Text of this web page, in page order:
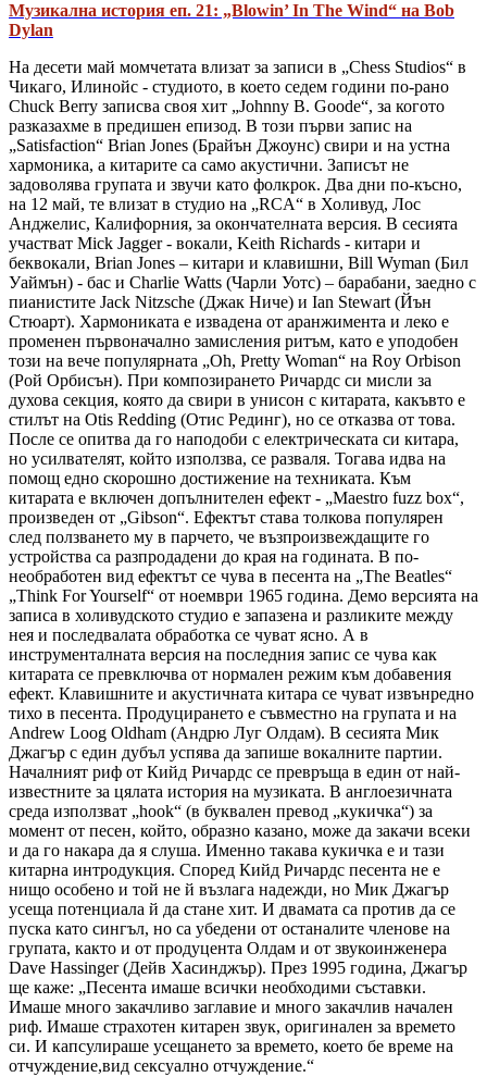
Музикална история еп. 21: „Blowin’ In The Wind“ на Bob
Dylan
На десети май момчетата влизат за записи в „Chess Studios“ в
Чикаго, Илинойс - студиото, в което седем години по-рано
Chuck Berry записва своя хит „Johnny B. Goode“, за когото
разказахме в предишен епизод. В този първи запис на
„Satisfaction“ Brian Jones (Брайън Джоунс) свири и на устна
хармоника, а китарите са само акустични. Записът не
задоволява групата и звучи като фолкрок. Два дни по-късно,
на 12 май, те влизат в студио на „RCA“ в Холивуд, Лос
Анджелис, Калифорния, за окончателната версия. В сесията
участват Mick Jagger - вокали, Keith Richards - китари и
беквокали, Brian Jones – китари и клавишни, Bill Wyman (Бил
Уаймън) - бас и Charlie Watts (Чарли Уотс) – барабани, заедно с
пианистите Jack Nitzsche (Джак Ниче) и Ian Stewart (Йън
Стюарт). Хармониката е извадена от аранжимента и леко е
променен първоначално замисления ритъм, като е уподобен
този на вече популярната „Oh, Pretty Woman“ на Roy Orbison
(Рой Орбисън). При композирането Ричардс си мисли за
духова секция, която да свири в унисон с китарата, какъвто е
стилът на Otis Redding (Отис Рединг), но се отказва от това.
После се опитва да го наподоби с електрическата си китара,
но усилвателят, който използва, се разваля. Тогава идва на
помощ едно скорошно достижение на техниката. Към
китарата е включен допълнителен ефект - „Maestro fuzz box“,
произведен от „Gibson“. Ефектът става толкова популярен
след ползването му в парчето, че възпроизвеждащите го
устройства са разпродадени до края на годината. В по-
необработен вид ефектът се чува в песента на „The Beatles“
„Think For Yourself“ от ноември 1965 година. Демо версията на
записа в холивудското студио е запазена и разликите между
нея и последвалата обработка се чуват ясно. А в
инструменталната версия на последния запис се чува как
китарата се превключва от нормален режим към добавения
ефект. Клавишните и акустичната китара се чуват извънредно
тихо в песента. Продуцирането е съвместно на групата и на
Andrew Loog Oldham (Андрю Луг Олдам). В сесията Мик
Джагър с един дубъл успява да запише вокалните партии.
Началният риф от Кийд Ричардс се превръща в един от най-
известните за цялата история на музиката. В англоезичната
среда използват „hook“ (в буквален превод „кукичка“) за
момент от песен, който, образно казано, може да закачи всеки
и да го накара да я слуша. Именно такава кукичка е и тази
китарна интродукция. Според Кийд Ричардс песента не е
нищо особено и той не й възлага надежди, но Мик Джагър
усеща потенциала й да стане хит. И двамата са против да се
пуска като сингъл, но са убедени от останалите членове на
групата, както и от продуцента Олдам и от звукоинженера
Dave Hassinger (Дейв Хасинджър). През 1995 година, Джагър
ще каже: „Песента имаше всички необходими съставки.
Имаше много закачливо заглавие и много закачлив начален
риф. Имаше страхотен китарен звук, оригинален за времето
си. И капсулираше усещането за времето, което бе време на
отчуждение,вид сексуално отчуждение.“